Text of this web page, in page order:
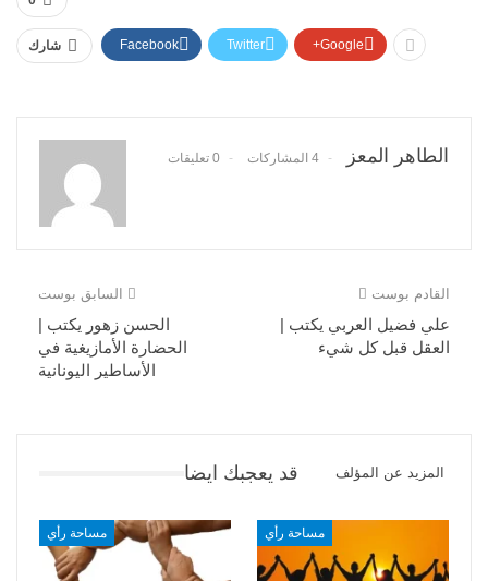
شارك Facebook Twitter Google+
الطاهر المعز 4 المشاركات 0 تعليقات
السابق بوست
الحسن زهور يكتب |
الحضارة الأمازيغية في
الأساطير اليونانية
القادم بوست
علي فضيل العربي يكتب |
العقل قبل كل شيء
قد يعجبك ايضا المزيد عن المؤلف
مساحة رأي مساحة رأي